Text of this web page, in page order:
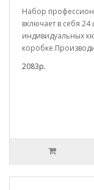
Набор
включает в себя 24
индивидуальных
2083р.